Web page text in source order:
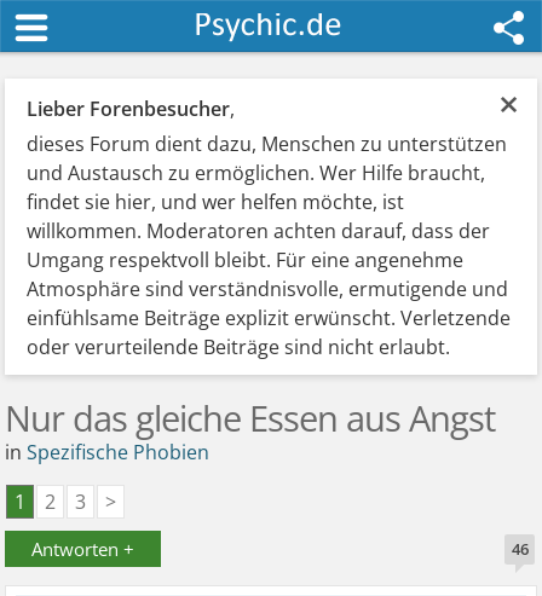
×
Lieber Forenbesucher,
dieses Forum dient dazu, Menschen zu unterstützen
und Austausch zu ermöglichen. Wer Hilfe braucht,
findet sie hier, und wer helfen möchte, ist
willkommen. Moderatoren achten darauf, dass der
Umgang respektvoll bleibt. Für eine angenehme
Atmosphäre sind verständnisvolle, ermutigende und
einfühlsame Beiträge explizit erwünscht. Verletzende
oder verurteilende Beiträge sind nicht erlaubt.
Nur das gleiche Essen aus Angst
inSpezifische Phobien
1
2 3 >
Antworten + 46